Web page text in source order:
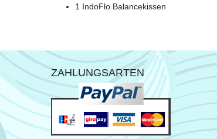
1 IndoFlo Balancekissen
ZAHLUNGSARTEN